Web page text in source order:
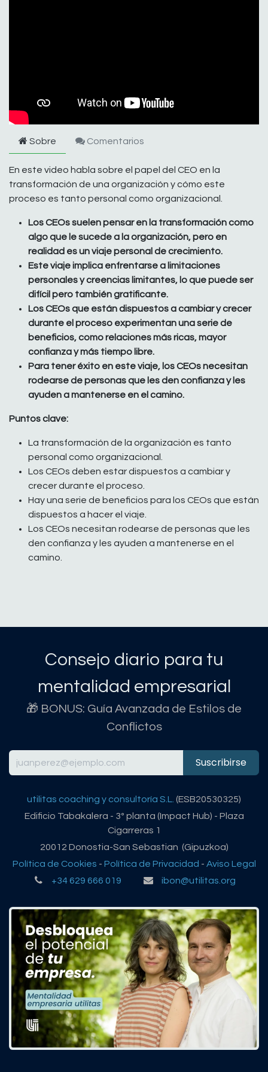
Sobre Comentarios
En este video habla sobre el papel del CEO en la
transformación de una organización y cómo este
proceso es tanto personal como organizacional.
Los CEOs suelen pensar en la transformación como
algo que le sucede a la organización, pero en
realidad es un viaje personal de crecimiento.
Este viaje implica enfrentarse a limitaciones
personales y creencias limitantes, lo que puede ser
difícil pero también gratificante.
Los CEOs que están dispuestos a cambiar y crecer
durante el proceso experimentan una serie de
beneficios, como relaciones más ricas, mayor
confianza y más tiempo libre.
Para tener éxito en este viaje, los CEOs necesitan
rodearse de personas que les den confianza y les
ayuden a mantenerse en el camino.
Puntos clave:
La transformación de la organización es tanto
personal como organizacional.
Los CEOs deben estar dispuestos a cambiar y
crecer durante el proceso.
Hay una serie de beneficios para los CEOs que están
dispuestos a hacer el viaje.
Los CEOs necesitan rodearse de personas que les
den confianza y les ayuden a mantenerse en el
camino.
Consejo diario para tu
mentalidad empresarial
🎁 BONUS: Guía Avanzada de Estilos de
Conflictos
Suscribirse
utilitas coaching y consultoría S.L. (ESB20530325)
Edificio Tabakalera - 3º planta (Impact Hub) - Plaza
Cigarreras 1
20012 Donostia-San Sebastian (Gipuzkoa)
Política de Cookies - Política de Privacidad - Aviso Legal
+34 629 666 019
ibon@utilitas.org